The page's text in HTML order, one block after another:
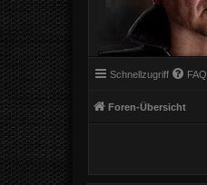
Schnellzugriff FAQ
Foren-Übersicht